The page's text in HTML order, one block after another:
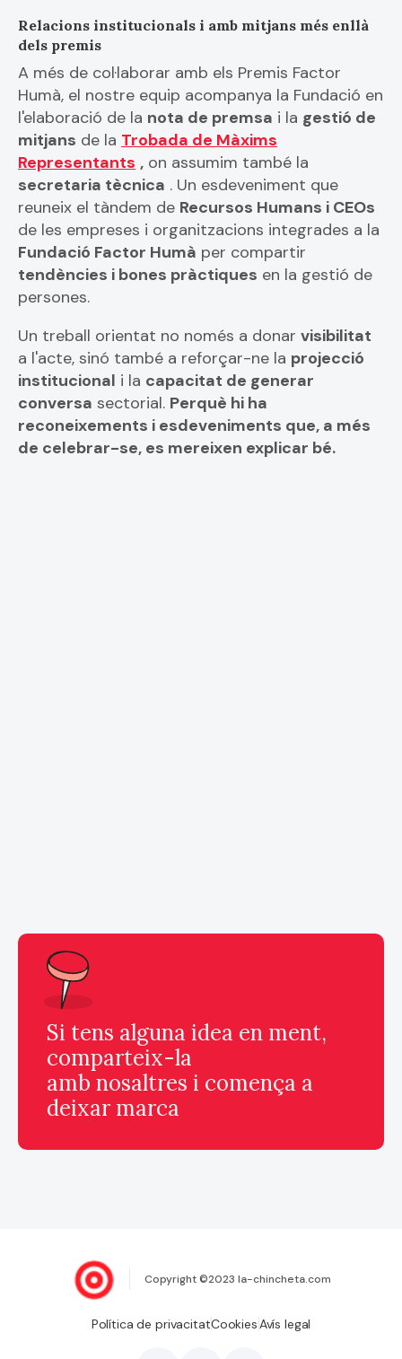
Relacions institucionals i amb mitjans més enllà
dels premis
A més de col·laborar amb els Premis Factor
Humà, el nostre equip acompanya la Fundació en
l'elaboració de la nota de premsa i la gestió de
mitjans de la Trobada de Màxims
Representants , on assumim també la
secretaria tècnica . Un esdeveniment que
reuneix el tàndem de Recursos Humans i CEOs
de les empreses i organitzacions integrades a la
Fundació Factor Humà per compartir
tendències i bones pràctiques en la gestió de
persones.
Un treball orientat no només a donar visibilitat
a l'acte, sinó també a reforçar-ne la projecció
institucional i la capacitat de generar
conversa sectorial. Perquè hi ha
reconeixements i esdeveniments que, a més
de celebrar-se, es mereixen explicar bé.
Si tens alguna idea en ment,
comparteix-la
amb nosaltres i comença a
deixar marca
Copyright ©2023 la-chincheta.com
Política de privacitatCookiesAvís legal